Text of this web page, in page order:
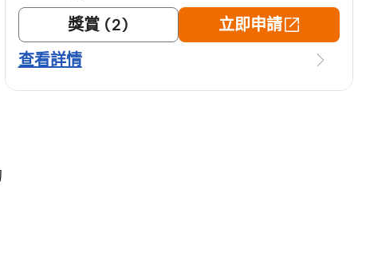
獎賞 (2)
立即申請
查看詳情
